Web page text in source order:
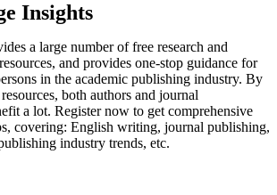
Insights
a large number of free research and
and provides one-stop guidance for
in the academic publishing industry. By
both authors and journal
a lot. Register now to get comprehensive
covering: English writing, journal publishing,
industry trends, etc.